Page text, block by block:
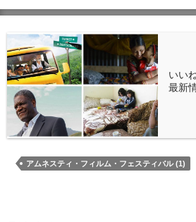
いい
最新
アムネスティ・フィルム・フェスティバル (1)